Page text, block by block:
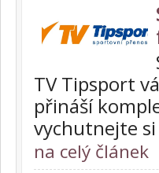
TV Tipsport
přináší
vychutnejte
na celý článek